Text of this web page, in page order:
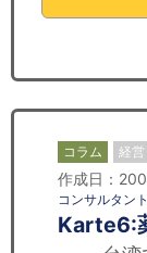
経済ニュース
ＩＴ
飲食店情報
コラム 経営
作成日：
コンサルタン
Karte6: